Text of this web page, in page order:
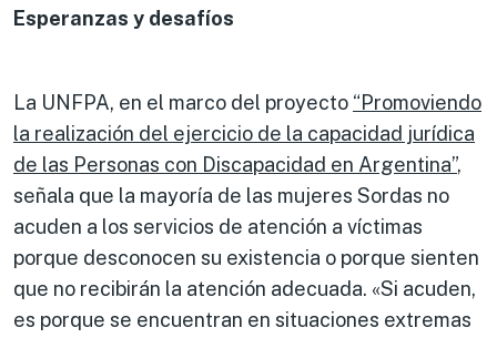
Esperanzas y desafíos
La UNFPA, en el marco del proyecto “Promoviendo
la realización del ejercicio de la capacidad jurídica
de las Personas con Discapacidad en Argentina”,
señala que la mayoría de las mujeres Sordas no
acuden a los servicios de atención a víctimas
porque desconocen su existencia o porque sienten
que no recibirán la atención adecuada. «Si acuden,
es porque se encuentran en situaciones extremas